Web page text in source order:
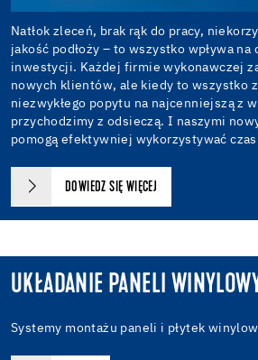
Natłok zleceń, brak rąk do pracy,
jakość podłoży – to wszystko wpływa na
inwestycji. Każdej firmie wykonawczej
nowych klientów, ale kiedy to wszystko
niezwykłego popytu na najcenniejszą z
przychodzimy z odsieczą. I naszymi
pomogą efektywniej wykorzystywać
DOWIEDZ SIĘ WIĘCEJ
UKŁADANIE PANELI
Systemy montażu paneli i płytek